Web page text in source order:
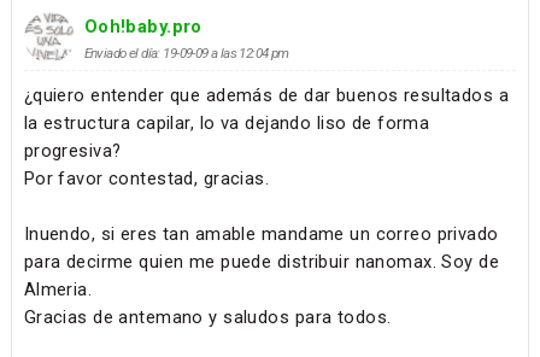
Ooh!baby.pro
Enviado el día: 19-09-09 a las 12:04 pm
¿quiero entender que además de dar buenos resultados a
la estructura capilar, lo va dejando liso de forma
progresiva?
Por favor contestad, gracias.
Inuendo, si eres tan amable mandame un correo privado
para decirme quien me puede distribuir nanomax. Soy de
Almeria.
Gracias de antemano y saludos para todos.